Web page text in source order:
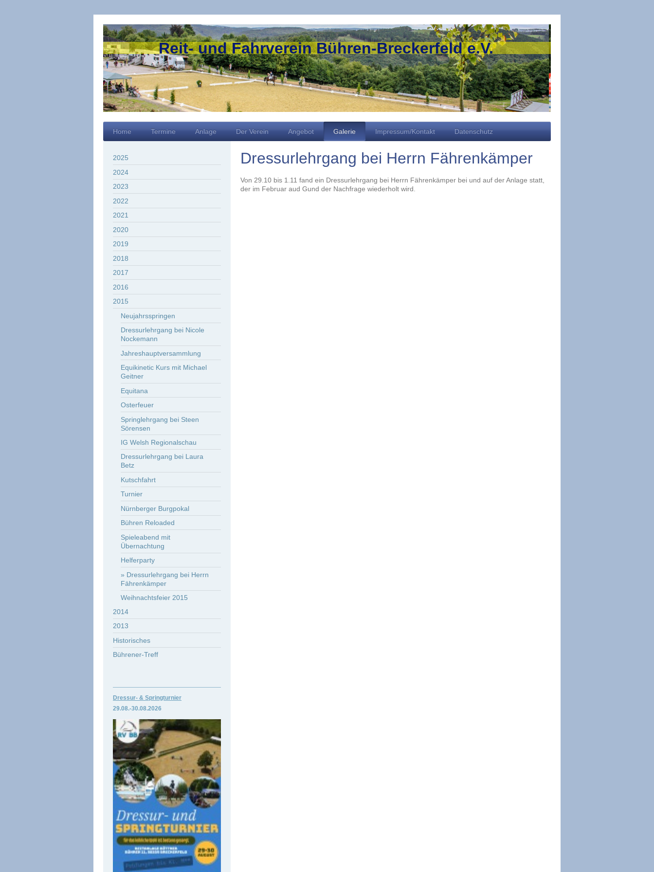
Reit- und Fahrverein Bühren-Breckerfeld e.V.
Home Termine Anlage Der Verein Angebot Galerie Impressum/Kontakt Datenschutz
Dressurlehrgang bei Herrn Fährenkämper
Von 29.10 bis 1.11 fand ein Dressurlehrgang bei Herrn Fährenkämper bei und auf der Anlage statt,
der im Februar aud Gund der Nachfrage wiederholt wird.
2025
2024
2023
2022
2021
2020
2019
2018
2017
2016
2015
Neujahrsspringen
Dressurlehrgang bei Nicole
Nockemann
Jahreshauptversammlung
Equikinetic Kurs mit Michael
Geitner
Equitana
Osterfeuer
Springlehrgang bei Steen
Sörensen
IG Welsh Regionalschau
Dressurlehrgang bei Laura
Betz
Kutschfahrt
Turnier
Nürnberger Burgpokal
Bühren Reloaded
Spieleabend mit
Übernachtung
Helferparty
Dressurlehrgang bei Herrn
Fährenkämper
Weihnachtsfeier 2015
2014
2013
Historisches
Bührener-Treff
Dressur- & Springturnier
29.08.-30.08.2026